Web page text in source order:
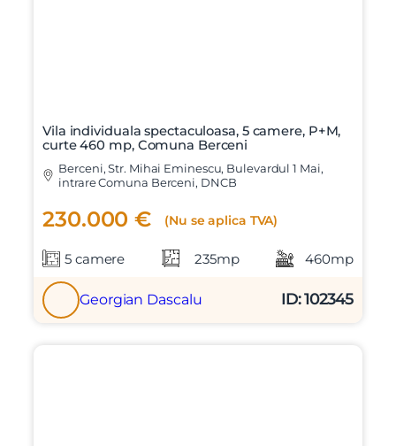
Vila individuala spectaculoasa, 5 camere, P+M,
curte 460 mp, Comuna Berceni
Berceni, Str. Mihai Eminescu, Bulevardul 1 Mai,
intrare Comuna Berceni, DNCB
230.000 € (Nu se aplica TVA)
5 camere 235mp 460mp
Georgian Dascalu ID: 102345